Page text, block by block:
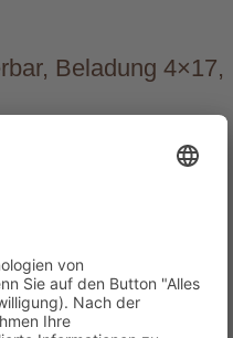
Beladung 4×17,
Beladung